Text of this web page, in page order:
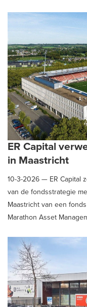
ER Capital
in Maastricht
10-3-2026 — ER Capital
van de fondsstrategie
Maastricht van een
Marathon Asset
onderdeel uit van het
stadion van MVV